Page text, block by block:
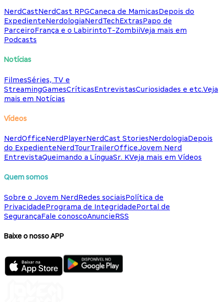
NerdCastNerdCast RPGCaneca de MamicasDepois do
ExpedienteNerdologiaNerdTechExtrasPapo de
ParceiroFrança e o LabirintoT-ZombiiVeja mais em
Podcasts
Notícias
FilmesSéries, TV e
StreamingGamesCríticasEntrevistasCuriosidades e etc.Veja
mais em Notícias
Vídeos
NerdOfficeNerdPlayerNerdCast StoriesNerdologiaDepois
do ExpedienteNerdTourTrailerOfficeJovem Nerd
EntrevistaQueimando a LínguaSr. KVeja mais em Vídeos
Quem somos
Sobre o Jovem NerdRedes sociaisPolítica de
PrivacidadePrograma de IntegridadePortal de
SegurançaFale conoscoAnuncieRSS
Baixe o nosso APP